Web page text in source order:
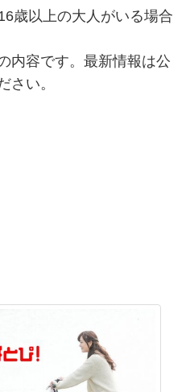
歳以上の大人がいる場合
内容です。最新情報は公
さい。